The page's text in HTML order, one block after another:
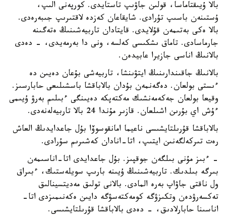
بالا ۇيىقتاماسا، قولىن جاۋىپ تاستايدى. كورپەنى الىپ،
ۇستىنەن باسىپ تۇرادى. شايقاعان كەزدە لاقتىرىپ جىبەرەدى.
بالا ەكى بەتىمەن قۇلايدى. قايتادان تاربيەشىنىڭ ەتەگىنە
جارماسادى. تاماق ىشكىسى كەلسە، ونى دا بەرمەيدى، - دەدى
بالانىڭ اناسى جازيرا عابيدەن.
بالانىڭ جاقىندارىنىڭ ايتۋىنشا، تاربيەشى بۇعان دەيىن دە
ءىستى بولعان. دەگەنمەن بۇدان بالاباقشا باسشىلىعى حابارسىز.
وقيعا بولعان جەكەمەنشىك مەكتەپكە دەيىنگى ءبىلىم بەرۋ ۇيىمى
ءۇش اي بۇرىن اشىلعان. قازىر مۇندا 24 بالا تاربيەلەنەدى.
بالاباقشا قۇرىلتايشىسى ناعيما امانقوسوۆا بۇل جاعدايدىڭ العاش
رەت تىركەلگەنىن ايتىپ، اتا-انادان كەشىرىم سۇرادى.
- ءبىز مۇنى بىلگەن جوقپىز. بۇل جاعدايدى اتا-اناسىمەن
بىرگە بىلدىك. تاربيەشىنىڭ ۇيىنە بارىپ سويلەستىك، ءبىراق
ول ناقتى جاۋاپ بەرە المادى. بالانى تولىق مەديتسينالىق
تەكسەرۋدەن وتكىزۋگە كومەكتەسۋگە دايىن ەكەنىمىزدى اتا-
اناسىنا حابارلادىق، - دەدى بالاباقشا قۇرىلتايشىسى.